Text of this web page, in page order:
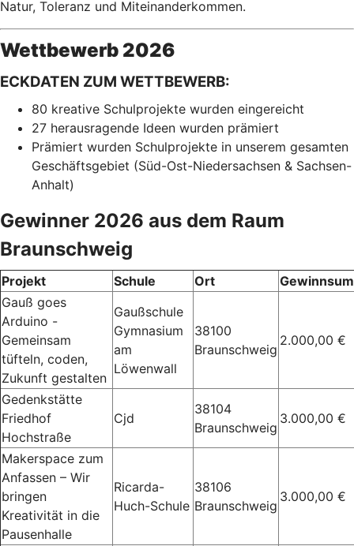
Natur, Toleranz und Miteinanderkommen.
Wettbewerb 2026
ECKDATEN ZUM WETTBEWERB:
80 kreative Schulprojekte wurden eingereicht
27 herausragende Ideen wurden prämiert
Prämiert wurden Schulprojekte in unserem gesamten
Geschäftsgebiet (Süd-Ost-Niedersachsen & Sachsen-
Anhalt)
Gewinner 2026 aus dem Raum
Braunschweig
Projekt Schule Ort
Gauß goes
Arduino -
Gemeinsam
tüfteln, coden,
Zukunft gestalten
Gaußschule
Gymnasium
am
Löwenwall
38100
Braunschweig
2.000,00 €
Gedenkstätte
Friedhof
Hochstraße
Cjd
38104
Braunschweig
3.000,00 €
Makerspace zum
Anfassen – Wir
bringen
Kreativität in die
Pausenhalle
Ricarda-
Huch-Schule
38106
Braunschweig
3.000,00 €